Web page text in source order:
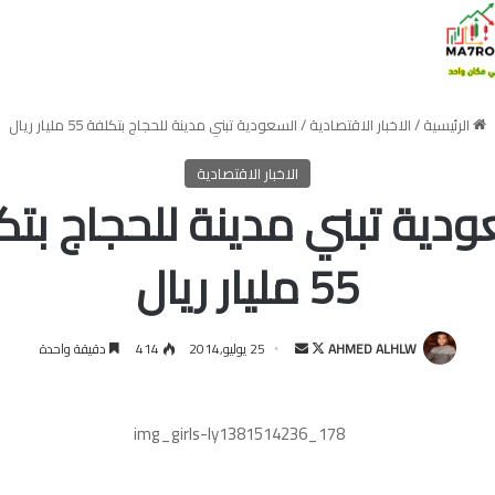
الرئيسية/الاخبار الاقتصادية/السعودية تبني مدينة للحجاج بتكلفة 55 مليار ريال
الاخبار الاقتصادية
تبني مدينة للحجاج
55 مليار ريال
AHMED ALHLW
تابعأرسل 25 يوليو,2014 414 دقيقة واحدة